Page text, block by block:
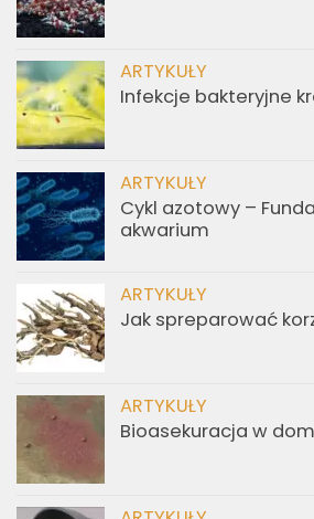
ARTYKUŁY
Infekcje bakteryjne
ARTYKUŁY
Cykl azotowy –
akwarium
ARTYKUŁY
Jak spreparować
ARTYKUŁY
Bioasekuracja w